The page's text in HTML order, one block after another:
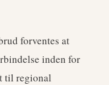
forventes at
inden for
til regional